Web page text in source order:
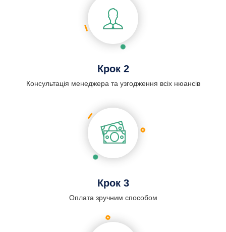
Крок 2
Консультація менеджера та узгодження всіх нюансів
Крок 3
Оплата зручним способом